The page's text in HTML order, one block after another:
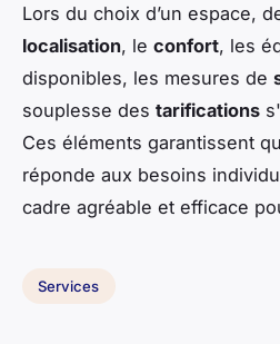
Lors du choix d’un espace,
localisation, le confort, les
disponibles, les mesures de
souplesse des tarifications
Ces éléments garantissent
réponde aux besoins
cadre agréable et efficace
Services